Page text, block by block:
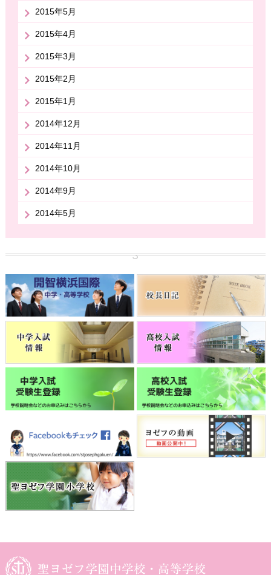
2015年5月
2015年4月
2015年3月
2015年2月
2015年1月
2014年12月
2014年11月
2014年10月
2014年9月
2014年5月